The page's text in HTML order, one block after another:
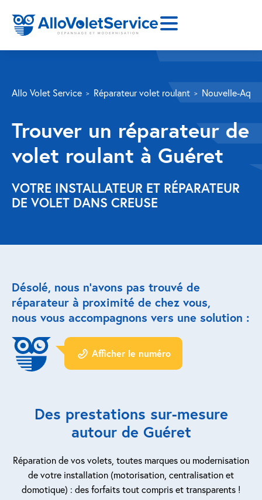
Volet roulant
Réparation
Volet roulant Velux
Réparation store banne
Réparation porte de garage
Modernisation et domotique
Centralisation volets roulants
Motoriser un volet roulant
Prestations ad-hoc
QUI SOMMES-NOUS ?
Allo Volet Service Réparateur volet roulant Nouvelle-
Trouver un réparateur de
volet roulant à Guéret
VOTRE INSTALLATEUR ET RÉPARATEUR
DE VOLET DANS CREUSE
Désolé, nous n’avons pas trouvé de
réparateur à proximité de chez vous,
nous vous accompagnons vers une solution :
Afficher le numéro
Des prestations sur-mesure
autour de Guéret
Réparation de vos volets, toutes marques ou modernisation
de votre installation (motorisation, centralisation et
domotique) : des forfaits tout compris et transparents !